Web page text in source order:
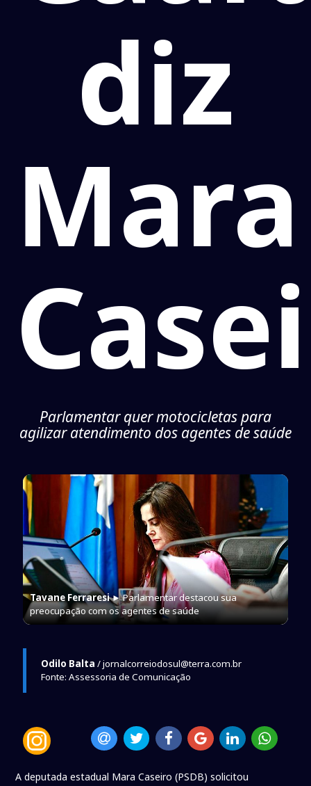
diz
Mara
Parlamentar quer motocicletas para
agilizar atendimento dos agentes de saúde
Tavane Ferraresi► Parlamentar destacou sua
preocupação com os agentes de saúde
Odilo Balta / jornalcorreiodosul@terra.com.br
Fonte: Assessoria de Comunicação
A deputada estadual Mara Caseiro (PSDB) solicitou